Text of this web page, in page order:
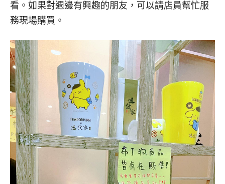
看。如果對週邊有興趣的朋友，可以請店員幫忙服
務現場購買。